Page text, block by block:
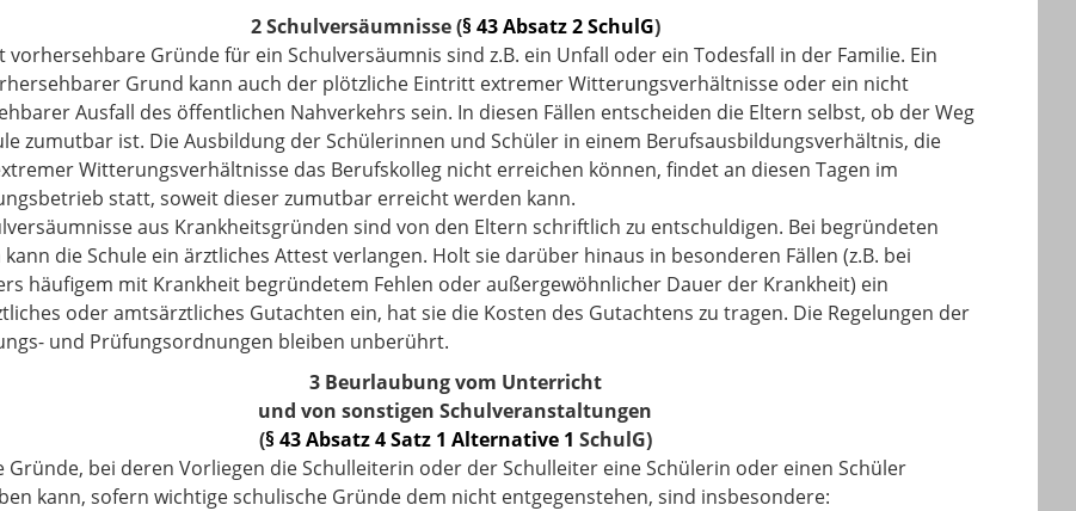
2 Schulversäumnisse (§ 43 Absatz 2 SchulG)
vorhersehbare Gründe für ein Schulversäumnis sind z.B. ein Unfall oder ein Todesfall in der Familie. Ein
Grund kann auch der plötzliche Eintritt extremer Witterungsverhältnisse oder ein nicht
Ausfall des öffentlichen Nahverkehrs sein. In diesen Fällen entscheiden die Eltern selbst, ob der Weg
zumutbar ist. Die Ausbildung der Schülerinnen und Schüler in einem Berufsausbildungsverhältnis, die
Witterungsverhältnisse das Berufskolleg nicht erreichen können, findet an diesen Tagen im
statt, soweit dieser zumutbar erreicht werden kann.
aus Krankheitsgründen sind von den Eltern schriftlich zu entschuldigen. Bei begründeten
kann die Schule ein ärztliches Attest verlangen. Holt sie darüber hinaus in besonderen Fällen (z.B. bei
häufigem mit Krankheit begründetem Fehlen oder außergewöhnlicher Dauer der Krankheit) ein
oder amtsärztliches Gutachten ein, hat sie die Kosten des Gutachtens zu tragen. Die Regelungen der
und Prüfungsordnungen bleiben unberührt.
3 Beurlaubung vom Unterricht
und von sonstigen Schulveranstaltungen
(§ 43 Absatz 4 Satz 1 Alternative 1 SchulG)
Gründe, bei deren Vorliegen die Schulleiterin oder der Schulleiter eine Schülerin oder einen Schüler
kann, sofern wichtige schulische Gründe dem nicht entgegenstehen, sind insbesondere: